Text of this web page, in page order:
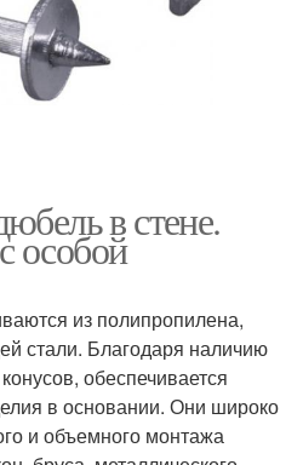
в стене.
особой
из полипропилена,
стали. Благодаря наличию
обеспечивается
в основании. Они широко
и объемного монтажа